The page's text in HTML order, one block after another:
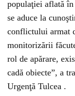
populaţiei aflată
se aduce la
conflictului armat
monitorizării
rol de apărare,
cadă obiecte”, a
Urgenţă Tulcea .